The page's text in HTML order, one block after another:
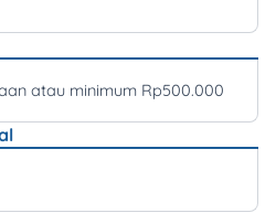
atau minimum Rp500.000